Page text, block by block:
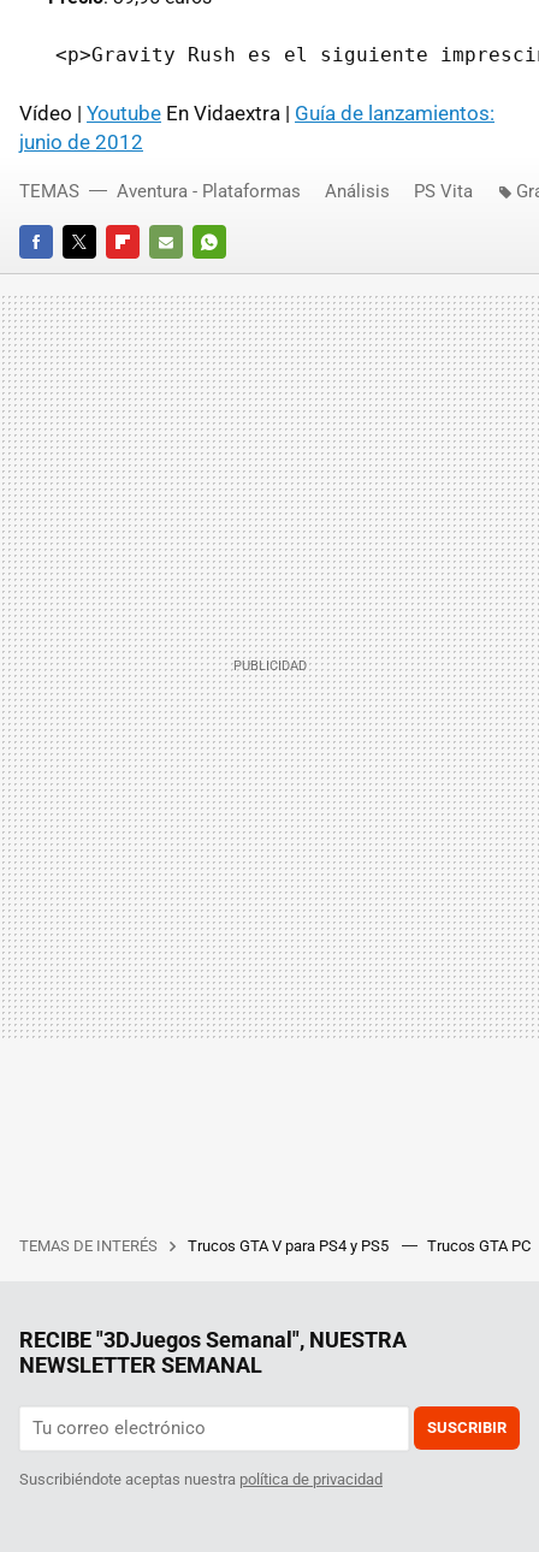
Vídeo | Youtube En Vidaextra | Guía de lanzamientos:
junio de 2012
FACEBOOKTWITTERFLIPBOARD
E-
MAIL
WHATSAPP
TEMAS Aventura - Plataformas Análisis PS Vita
TEMAS DE INTERÉS Trucos GTA V para PS4 y PS5 Trucos GTA PC
RECIBE "3DJuegos Semanal", NUESTRA
NEWSLETTER SEMANAL
SUSCRIBIR
Suscribiéndote aceptas nuestra política de privacidad